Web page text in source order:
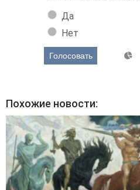
Да
Нет
Голосовать
Похожие новости: